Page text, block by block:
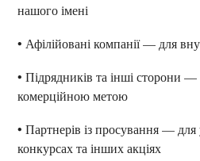
нашого імені
• Афілійовані компанії — для
• Підрядників та інші сторони —
комерційною метою
• Партнерів із просування — для
конкурсах та інших акціях